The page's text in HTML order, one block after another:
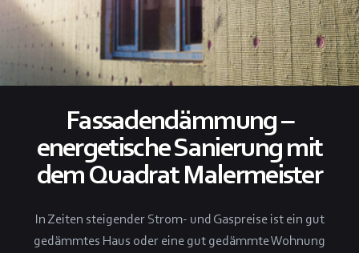
Fassadendämmung –
energetische Sanierung mit
dem Quadrat Malermeister
In Zeiten steigender Strom- und Gaspreise ist ein gut
gedämmtes Haus oder eine gut gedämmte Wohnung